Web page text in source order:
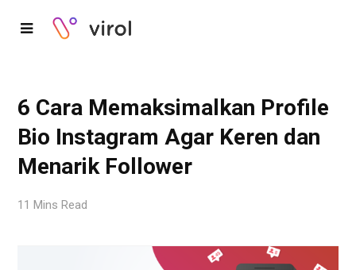
6 Cara Memaksimalkan Profile
Bio Instagram Agar Keren dan
Menarik Follower
11 Mins Read